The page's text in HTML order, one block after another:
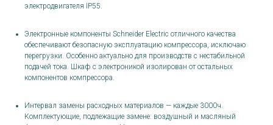
электродвигателя IP55.
Электронные компоненты Schneider Electric отличного качества
обеспечивают безопасную эксплуатацию компрессора, исключаю
перегрузки. Особенно актуально для производств с нестабильной
подачей тока. Шкаф с электроникой изолирован от остальных
компонентов компрессора.
Интервал замены расходных материалов — каждые 3000ч.
Комплектующие, подлежащие замене: воздушный и масляный